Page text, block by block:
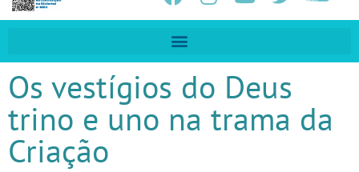
Os vestígios do Deus
trino e uno na trama da
Criação